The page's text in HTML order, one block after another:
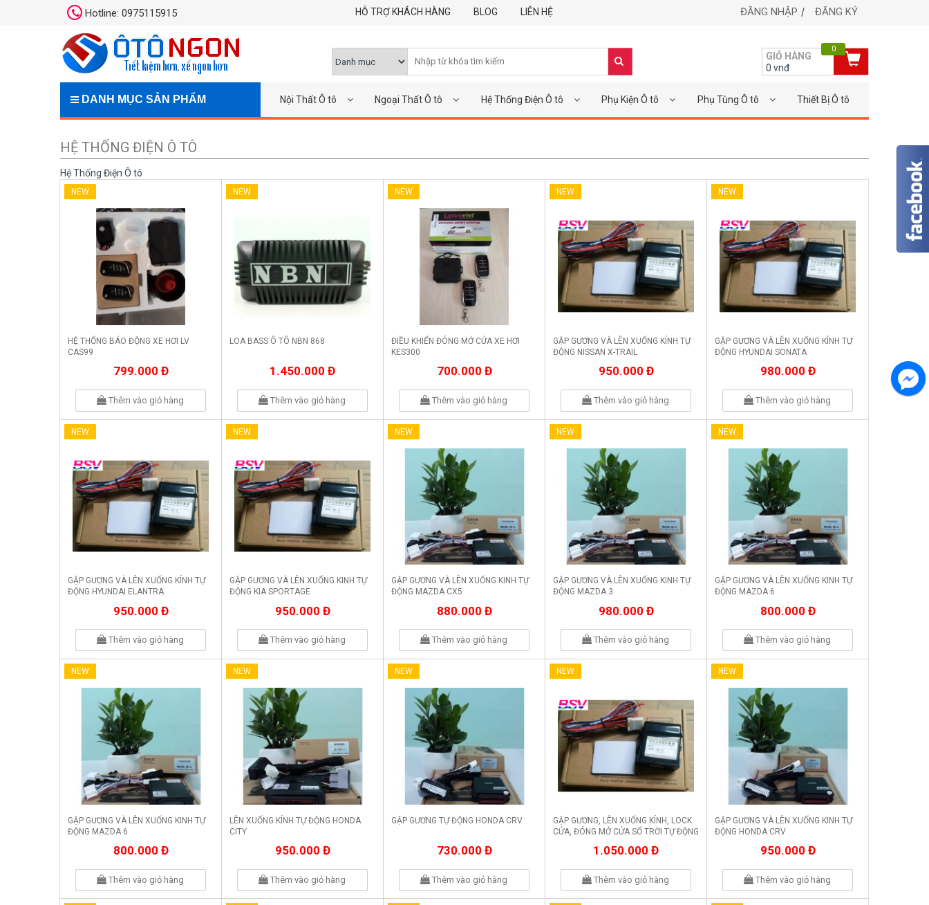
Hotline: 0975115915 HỖ TRỢ KHÁCH HÀNG BLOG LIÊN HỆ ĐĂNG NHẬP ĐĂNG KÝ
GIỎ HÀNG
0 vnđ
0
DANH MỤC SẢN PHẨM Nội Thất Ô tô Ngoại Thất Ô tô Hệ Thống Điện Ô tô Phụ Kiện Ô tô Phụ Tùng Ô tô Thiết Bị Ô tô
HỆ THỐNG ĐIỆN Ô TÔ
Hệ Thống Điện Ô tô
NEW
HỆ THỐNG BÁO ĐỘNG XE HƠI LV
CAS99
799.000 Đ
Thêm vào giỏ hàng
NEW
LOA BASS Ô TÔ NBN 868
1.450.000 Đ
Thêm vào giỏ hàng
NEW
ĐIỀU KHIỂN ĐÓNG MỞ CỬA XE HƠI
KES300
700.000 Đ
Thêm vào giỏ hàng
NEW
GẬP GƯƠNG VÀ LÊN XUỐNG KÍNH TỰ
ĐỘNG NISSAN X-TRAIL
950.000 Đ
Thêm vào giỏ hàng
NEW
GẬP GƯƠNG VÀ LÊN XUỐNG KÍNH TỰ
ĐỘNG HYUNDAI SONATA
980.000 Đ
Thêm vào giỏ hàng
NEW
GẬP GƯƠNG VÀ LÊN XUỐNG KÍNH TỰ
ĐỘNG HYUNDAI ELANTRA
950.000 Đ
Thêm vào giỏ hàng
NEW
GẬP GƯƠNG VÀ LÊN XUỐNG KINH TỰ
ĐỘNG KIA SPORTAGE
950.000 Đ
Thêm vào giỏ hàng
NEW
GẬP GƯƠNG VÀ LÊN XUỐNG KINH TỰ
ĐỘNG MAZDA CX5
880.000 Đ
Thêm vào giỏ hàng
NEW
GẬP GƯƠNG VÀ LÊN XUỐNG KINH TỰ
ĐỘNG MAZDA 3
980.000 Đ
Thêm vào giỏ hàng
NEW
GẬP GƯƠNG VÀ LÊN XUỐNG KINH TỰ
ĐỘNG MAZDA 6
800.000 Đ
Thêm vào giỏ hàng
NEW
GẬP GƯƠNG VÀ LÊN XUỐNG KINH TỰ
ĐỘNG MAZDA 6
800.000 Đ
Thêm vào giỏ hàng
NEW
LÊN XUỐNG KÍNH TỰ ĐỘNG HONDA
CITY
950.000 Đ
Thêm vào giỏ hàng
NEW
GẬP GƯƠNG TỰ ĐỘNG HONDA CRV
730.000 Đ
Thêm vào giỏ hàng
NEW
GẬP GƯƠNG, LÊN XUỐNG KÍNH, LOCK
CỬA, ĐÓNG MỞ CỬA SỔ TRỜI TỰ ĐỘNG
1.050.000 Đ
Thêm vào giỏ hàng
NEW
GẬP GƯƠNG VÀ LÊN XUỐNG KINH TỰ
ĐỘNG HONDA CRV
950.000 Đ
Thêm vào giỏ hàng